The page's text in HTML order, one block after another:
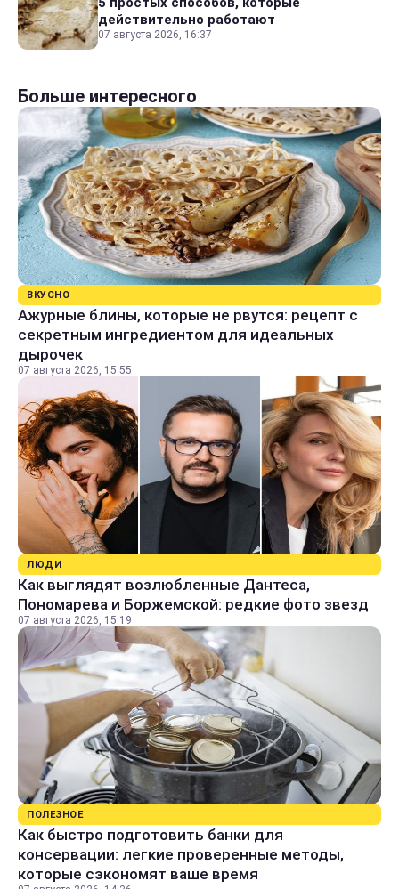
действительно работают
07 августа 2026, 16:37
Больше интересного
ВКУСНО
Ажурные блины, которые не рвутся: рецепт с
секретным ингредиентом для идеальных
дырочек
07 августа 2026, 15:55
ЛЮДИ
Как выглядят возлюбленные Дантеса,
Пономарева и Боржемской: редкие фото звезд
07 августа 2026, 15:19
ПОЛЕЗНОЕ
Как быстро подготовить банки для
консервации: легкие проверенные методы,
которые сэкономят ваше время